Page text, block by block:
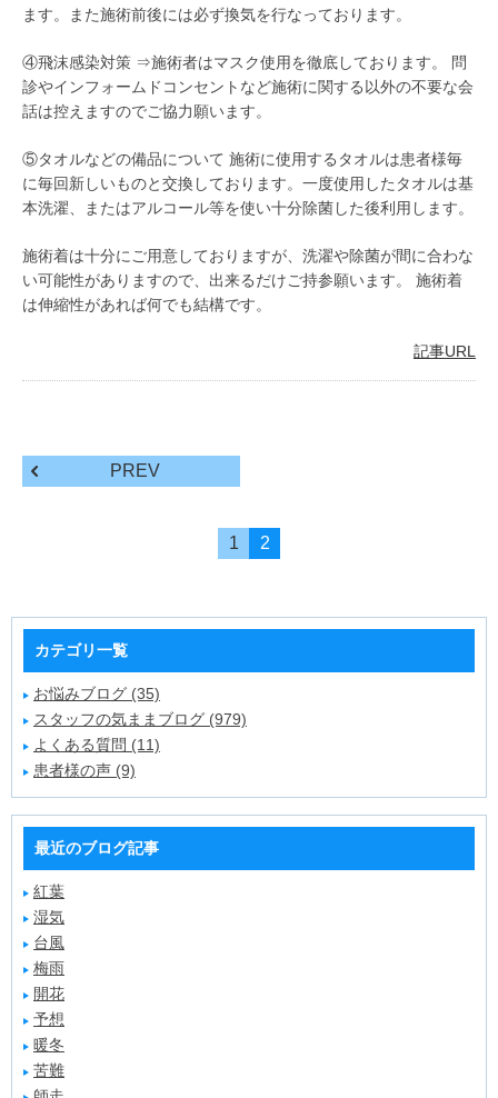
ます。また施術前後には必ず換気を行なっております。
④飛沫感染対策 ⇒施術者はマスク使用を徹底しております。 問
診やインフォームドコンセントなど施術に関する以外の不要な会
話は控えますのでご協力願います。
⑤タオルなどの備品について 施術に使用するタオルは患者様毎
に毎回新しいものと交換しております。一度使用したタオルは基
本洗濯、またはアルコール等を使い十分除菌した後利用します。
施術着は十分にご用意しておりますが、洗濯や除菌が間に合わな
い可能性がありますので、出来るだけご持参願います。 施術着
は伸縮性があれば何でも結構です。
記事URL
PREV
1 2
カテゴリ一覧
お悩みブログ (35)
スタッフの気ままブログ (979)
よくある質問 (11)
患者様の声 (9)
最近のブログ記事
紅葉
湿気
台風
梅雨
開花
予想
暖冬
苦難